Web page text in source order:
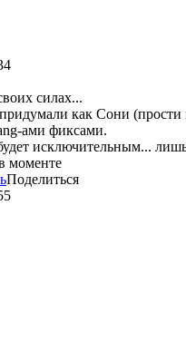
силах...
как Сони (прости
ами фиксами.
исключительным...
моменте
Поделиться